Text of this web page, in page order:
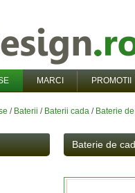
MARCI PROMOTII
/ Baterii / Baterii cada / Baterie
Baterie de